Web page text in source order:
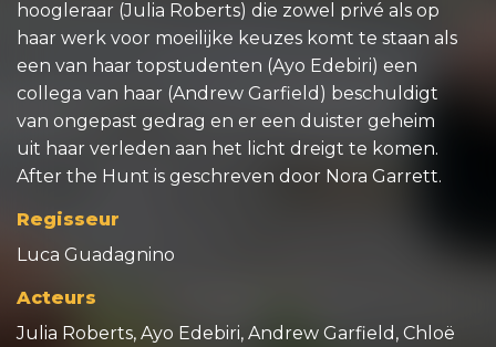
hoogleraar (Julia Roberts) die zowel privé als op
haar werk voor moeilijke keuzes komt te staan als
een van haar topstudenten (Ayo Edebiri) een
collega van haar (Andrew Garfield) beschuldigt
van ongepast gedrag en er een duister geheim
uit haar verleden aan het licht dreigt te komen.
After the Hunt is geschreven door Nora Garrett.
Regisseur
Luca Guadagnino
Acteurs
Julia Roberts, Ayo Edebiri, Andrew Garfield, Chloë